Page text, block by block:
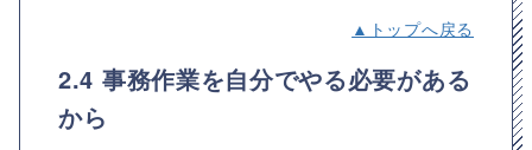
▲トップへ戻る
2.4 事務作業を自分でやる必要がある
から